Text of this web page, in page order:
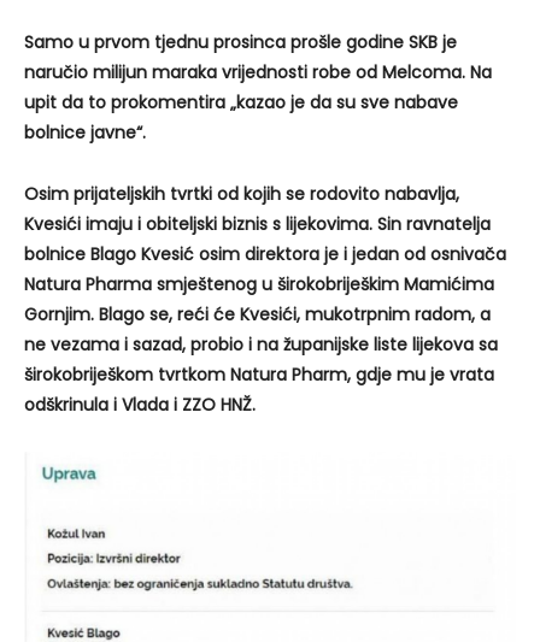
Samo u prvom tjednu prosinca prošle godine SKB je
naručio milijun maraka vrijednosti robe od Melcoma. Na
upit da to prokomentira „kazao je da su sve nabave
bolnice javne“.
Osim prijateljskih tvrtki od kojih se rodovito nabavlja,
Kvesići imaju i obiteljski biznis s lijekovima. Sin ravnatelja
bolnice Blago Kvesić osim direktora je i jedan od osnivača
Natura Pharma smještenog u širokobriješkim Mamićima
Gornjim. Blago se, reći će Kvesići, mukotrpnim radom, a
ne vezama i sazad, probio i na županijske liste lijekova sa
širokobriješkom tvrtkom Natura Pharm, gdje mu je vrata
odškrinula i Vlada i ZZO HNŽ.